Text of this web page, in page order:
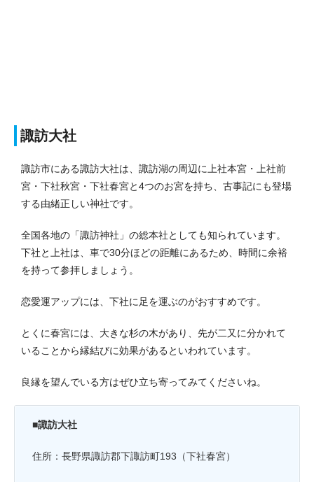
諏訪大社
諏訪市にある諏訪大社は、諏訪湖の周辺に上社本宮・上社前
宮・下社秋宮・下社春宮と4つのお宮を持ち、古事記にも登場
する由緒正しい神社です。
全国各地の「諏訪神社」の総本社としても知られています。
下社と上社は、車で30分ほどの距離にあるため、時間に余裕
を持って参拝しましょう。
恋愛運アップには、下社に足を運ぶのがおすすめです。
とくに春宮には、大きな杉の木があり、先が二又に分かれて
いることから縁結びに効果があるといわれています。
良縁を望んでいる方はぜひ立ち寄ってみてくださいね。
■諏訪大社
住所：長野県諏訪郡下諏訪町193（下社春宮）